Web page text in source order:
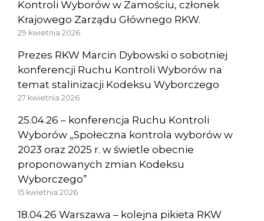
Kontroli Wyborów w Zamościu, członek
Krajowego Zarządu Głównego RKW.
29 kwietnia 2026
Prezes RKW Marcin Dybowski o sobotniej
konferencji Ruchu Kontroli Wyborów na
temat stalinizacji Kodeksu Wyborczego
27 kwietnia 2026
25.04.26 – konferencja Ruchu Kontroli
Wyborów „Społeczna kontrola wyborów w
2023 oraz 2025 r. w świetle obecnie
proponowanych zmian Kodeksu
Wyborczego”
15 kwietnia 2026
18.04.26 Warszawa – kolejna pikieta RKW